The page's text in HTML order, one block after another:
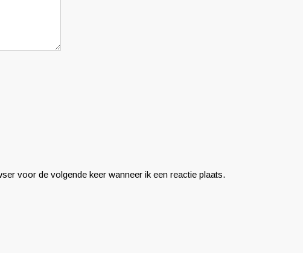
voor de volgende keer wanneer ik een reactie plaats.